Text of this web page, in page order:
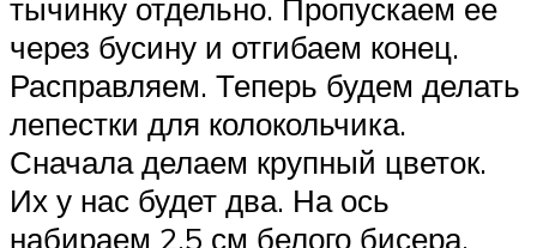
тычинку отдельно. Пропускаем ее
через бусину и отгибаем конец.
Расправляем. Теперь будем делать
лепестки для колокольчика.
Сначала делаем крупный цветок.
Их у нас будет два. На ось
набираем 2,5 см белого бисера.